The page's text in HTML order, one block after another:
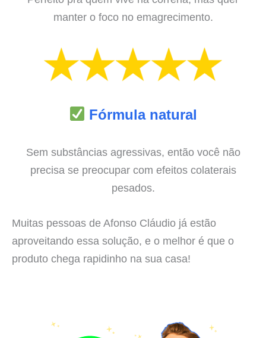
manter o foco no emagrecimento.
Fórmula natural
Sem substâncias agressivas, então você não
precisa se preocupar com efeitos colaterais
pesados.
Muitas pessoas de Afonso Cláudio já estão
aproveitando essa solução, e o melhor é que o
produto chega rapidinho na sua casa!